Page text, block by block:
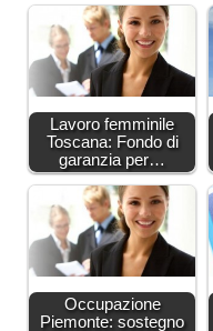
Lavoro femminile
Toscana: Fondo di
garanzia per…
Occupazione
Piemonte: sostegno